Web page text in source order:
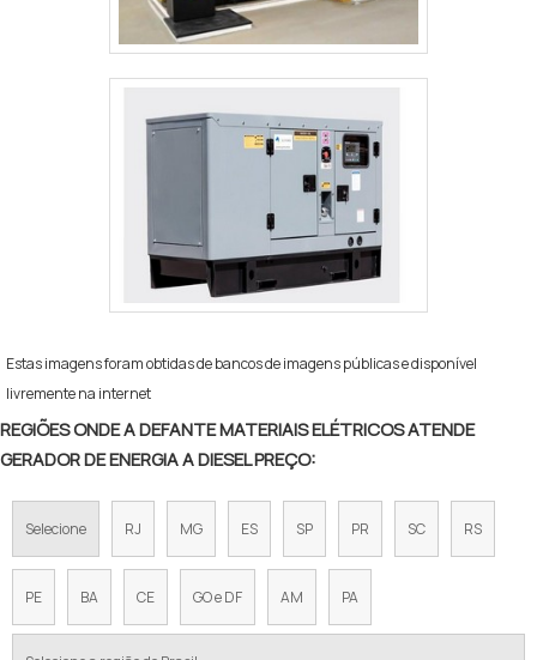
Estas imagens foram obtidas de bancos de imagens públicas e disponível
livremente na internet
REGIÕES ONDE A DEFANTE MATERIAIS ELÉTRICOS ATENDE
GERADOR DE ENERGIA A DIESEL PREÇO:
Selecione RJ MG ES SP PR SC RS
PE BA CE GO e DF AM PA